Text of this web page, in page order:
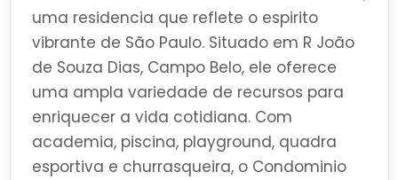
uma residencia que reflete o espirito
vibrante de São Paulo. Situado em R João
de Souza Dias, Campo Belo, ele oferece
uma ampla variedade de recursos para
enriquecer a vida cotidiana. Com
academia, piscina, playground, quadra
esportiva e churrasqueira, o Condominio